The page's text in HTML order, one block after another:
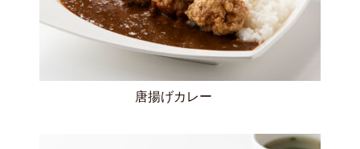
唐揚げカレー